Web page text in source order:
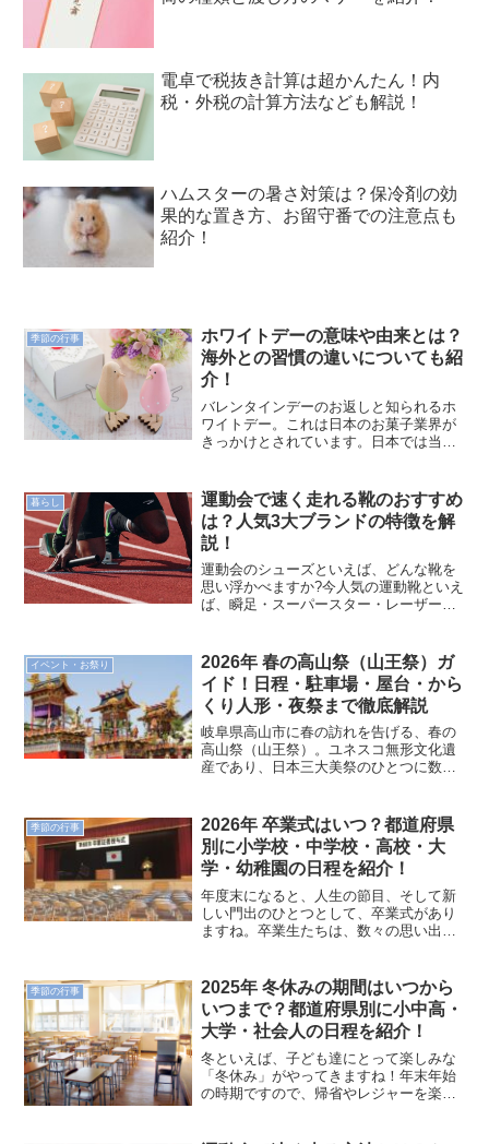
電卓で税抜き計算は超かんたん！内
税・外税の計算方法なども解説！
ハムスターの暑さ対策は？保冷剤の効
果的な置き方、お留守番での注意点も
紹介！
季節の行事
ホワイトデーの意味や由来とは？
海外との習慣の違いについても紹
介！
バレンタインデーのお返しと知られるホ
ワイトデー。これは日本のお菓子業界が
きっかけとされています。日本では当た
しているのでしょうか？ここでは日本の
ホワイトデーの由来や歴史...
暮らし
運動会で速く走れる靴のおすすめ
は？人気3大ブランドの特徴を解
説！
運動会のシューズといえば、どんな靴を
思い浮かべますか?今人気の運動靴といえ
ば、瞬足・スーパースター・レーザービ
に特化した作りになっています。今回
は、人気の3大ブランドシ...
イベント・お祭り
2026年 春の高山祭（山王祭）ガ
イド！日程・駐車場・屋台・から
くり人形・夜祭まで徹底解説
岐阜県高山市に春の訪れを告げる、春の
高山祭（山王祭）。ユネスコ無形文化遺
産であり、日本三大美祭のひとつに数え
以上の混雑が予想されます。「見逃せな
い時間は？」「結局、駐車...
季節の行事
2026年 卒業式はいつ？都道府県
別に小学校・中学校・高校・大
学・幼稚園の日程を紹介！
年度末になると、人生の節目、そして新
しい門出のひとつとして、卒業式があり
ますね。卒業生たちは、数々の思い出が
2026年（令和7年度）の卒業式はいつな
のでしょう？都道府県...
季節の行事
2025年 冬休みの期間はいつから
いつまで？都道府県別に小中高・
大学・社会人の日程を紹介！
冬といえば、子ども達にとって楽しみな
「冬休み」がやってきますね！年末年始
の時期ですので、帰省やレジャーを楽し